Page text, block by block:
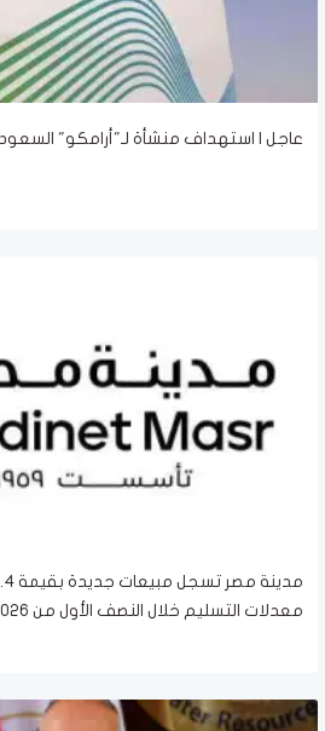
عاجل | استهداف منشأة لـ"أرامكو"
معدلات التسليم خلال النصف الأول من 2026